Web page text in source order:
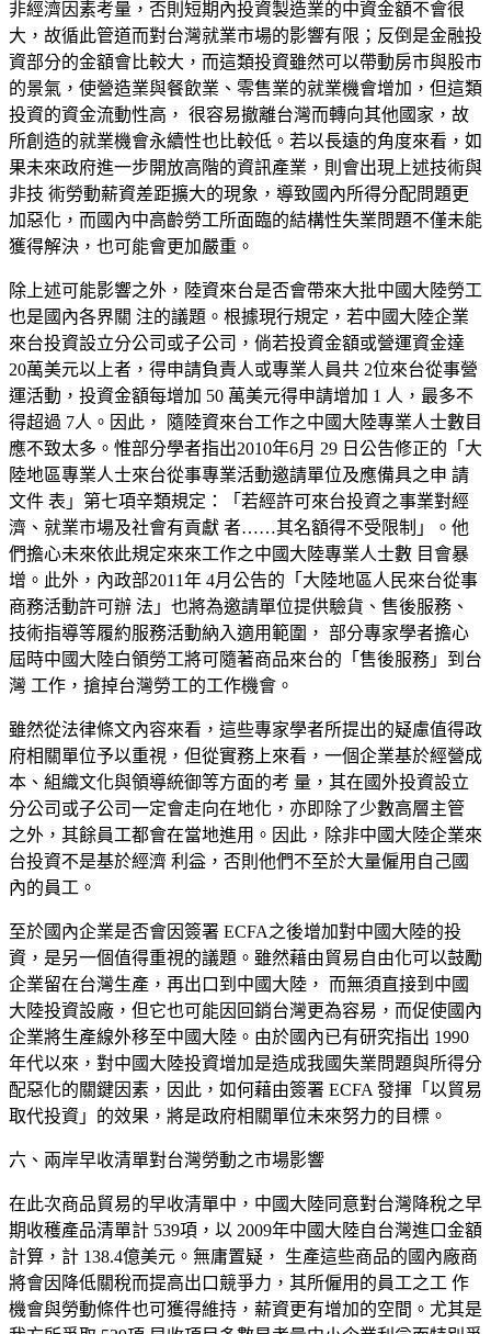
非經濟因素考量，否則短期內投資製造業的中資金額不會很
大， 故循此管道而對台灣就業市場的影響有 限；反倒是金融投
資部分的金額會比較大， 而這類投資雖然可以帶動房市與股市
的景氣，使營造業與餐飲業、零售業的就業機會增加，但這類
投資的資金流動性高， 很容易撤離台灣而轉向其他國家，故
所創造的就業機會永續性也比較低。若以長遠的角度來看，如
果未來政府進一步開放高階的資訊產業，則會出現上述技術與
非技 術勞動薪資差距擴大的現象，導致國內所得分配問題更
加惡化，而國內中高齡勞工所面臨的結構性失業問題不僅未能
獲得解決，也可能會更加嚴重。
除上述可能影響之外，陸資來台是否會帶來大批中國大陸勞工
也是國內各界關 注的議題。根據現行規定，若中國大陸企業
來台投資設立分公司或子公司，倘若投資金額或營運資金達
20萬美元以上者，得申請負責人或專業人員共 2位來台從事營
運活動，投資金額每增加 50 萬美元得申請增加 1 人，最多不
得超過 7人。因此， 隨陸資來台工作之中國大陸專業人士數目
應不致太多。惟部分學者指出2010年6月 29 日公告修正的「大
陸地區專業人士來台從事專業活動邀請單位及應備具之申 請
文件 表」第七項辛類規定：「若經許可來台投資之事業對經
濟、就業市場及社會有貢獻 者……其名額得不受限制」。他
們擔心未來依此規定來來工作之中國大陸專業人士數 目會暴
增。此外，內政部2011年 4月公告的「大陸地區人民來台從事
商務活動許可辦 法」也將為邀請單位提供驗貨、售後服務、
技術指導等履約服務活動納入適用範圍， 部分專家學者擔心
屆時中國大陸白領勞工將可隨著商品來台的「售後服務」到台
灣 工作，搶掉台灣勞工的工作機會。
雖然從法律條文內容來看，這些專家學者所提出的疑慮值得政
府相關單位予以重視，但從實務上來看，一個企業基於經營成
本、組織文化與領導統御等方面的考 量，其在國外投資設立
分公司或子公司一定會走向在地化，亦即除了少數高層主管
之外，其餘員工都會在當地進用。因此，除非中國大陸企業來
台投資不是基於經濟 利益，否則他們不至於大量僱用自己國
內的員工。
至於國內企業是否會因簽署 ECFA之後增加對中國大陸的投
資，是另一個值得重視的議題。雖然藉由貿易自由化可以鼓勵
企業留在台灣生產，再出口到中國大陸， 而無須直接到中國
大陸投資設廠，但它也可能因回銷台灣更為容易，而促使國內
企業將生產線外移至中國大 陸。由於國內已有研究指出 1990
年代以來，對中國大陸投資增加是造成我國失業問題與所得分
配惡化的關鍵因素，因此，如何藉由簽署 ECFA 發揮「以貿易
取代投資」的效果，將是政府相關單位未來努力的目標。
六、兩岸早收清單對台灣勞動之市場影響
在此次商品貿易的早收清單中，中國大陸同意對台灣降稅之早
期收穫產品清單計 539項，以 2009年中國大陸自台灣進口金額
計算，計 138.4億美元。無庸置疑， 生產這些商品的國內廠商
將會因降低關稅而提高出口競爭力，其所僱用的員工之工 作
機會與勞動條件也可獲得維持，薪資更有增加的空間。尤其是